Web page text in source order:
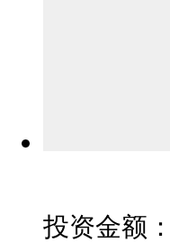
投资金额：